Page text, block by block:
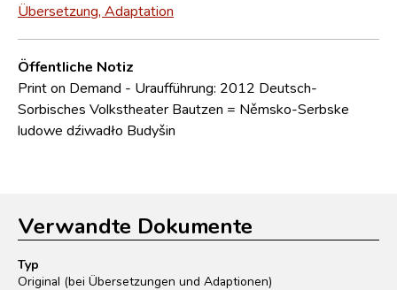
Übersetzung, Adaptation
Öffentliche Notiz
Print on Demand - Uraufführung: 2012 Deutsch-
Sorbisches Volkstheater Bautzen = Němsko-Serbske
ludowe dźiwadło Budyšin
Verwandte Dokumente
Typ
Original (bei Übersetzungen und Adaptionen)